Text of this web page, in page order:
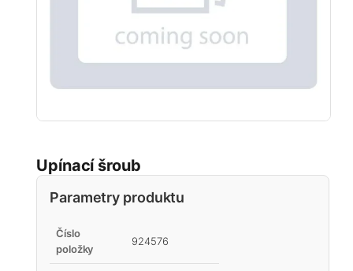
Upínací šroub
Parametry produktu
Číslo
položky
924576